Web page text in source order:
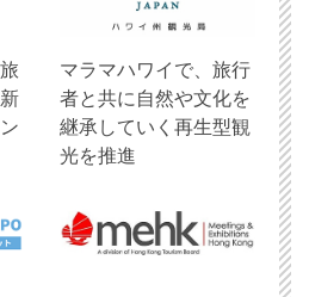
マラマハワイで、旅行
者と共に自然や文化を
継承していく再生型観
光を推進